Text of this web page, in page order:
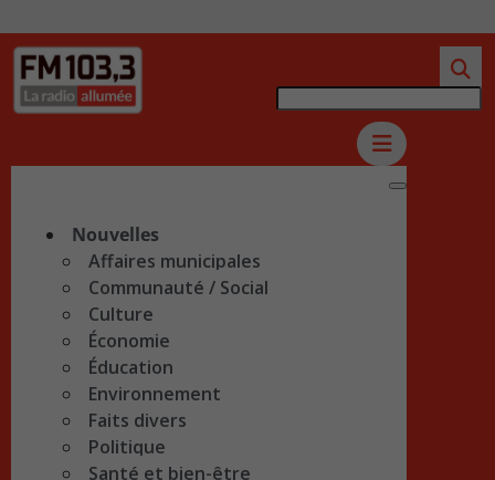
Nouvelles
Affaires municipales
Communauté / Social
Culture
Économie
Éducation
Environnement
Faits divers
Politique
Santé et bien-être